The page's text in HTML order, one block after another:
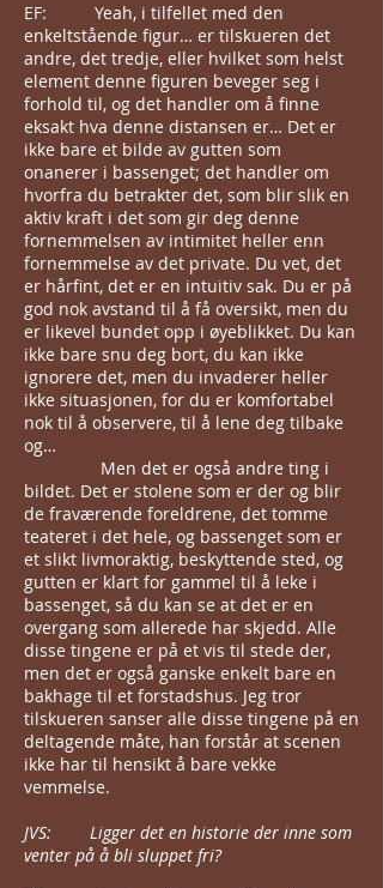
EF: Yeah, i tilfellet med den
enkeltstående figur… er tilskueren det
andre, det tredje, eller hvilket som helst
element denne figuren beveger seg i
forhold til, og det handler om å finne
eksakt hva denne distansen er… Det er
ikke bare et bilde av gutten som
onanerer i bassenget; det handler om
hvorfra du betrakter det, som blir slik en
aktiv kraft i det som gir deg denne
fornemmelsen av intimitet heller enn
fornemmelse av det private. Du vet, det
er hårfint, det er en intuitiv sak. Du er på
god nok avstand til å få oversikt, men du
er likevel bundet opp i øyeblikket. Du kan
ikke bare snu deg bort, du kan ikke
ignorere det, men du invaderer heller
ikke situasjonen, for du er komfortabel
nok til å observere, til å lene deg tilbake
og…
Men det er også andre ting i
bildet. Det er stolene som er der og blir
de fraværende foreldrene, det tomme
teateret i det hele, og bassenget som er
et slikt livmoraktig, beskyttende sted, og
gutten er klart for gammel til å leke i
bassenget, så du kan se at det er en
overgang som allerede har skjedd. Alle
disse tingene er på et vis til stede der,
men det er også ganske enkelt bare en
bakhage til et forstadshus. Jeg tror
tilskueren sanser alle disse tingene på en
deltagende måte, han forstår at scenen
ikke har til hensikt å bare vekke
vemmelse.
JVS: Ligger det en historie der inne som
venter på å bli sluppet fri?